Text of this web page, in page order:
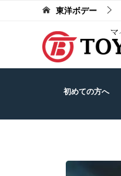
東洋ボデー
初めての方へ